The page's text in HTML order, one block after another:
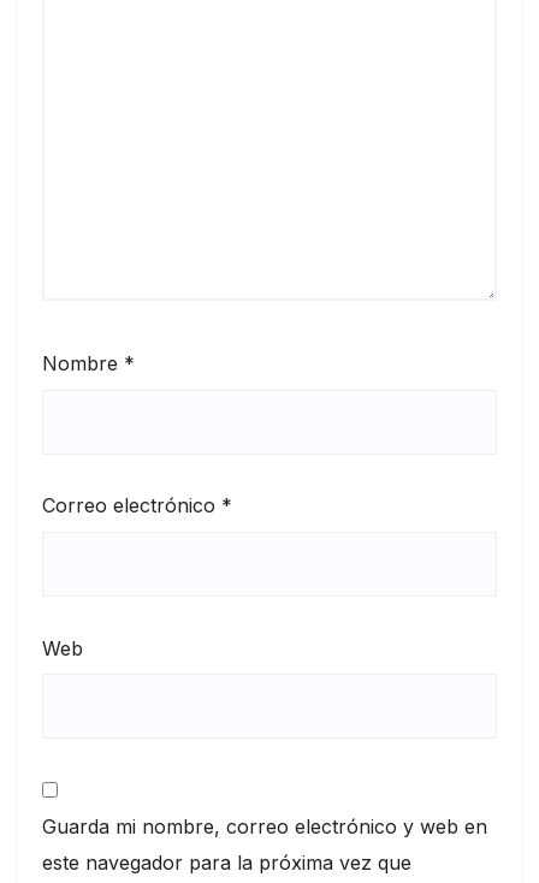
Nombre *
Correo electrónico *
Web
Guarda mi nombre, correo electrónico y web en
este navegador para la próxima vez que